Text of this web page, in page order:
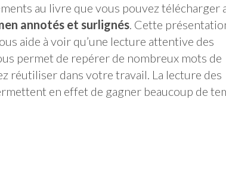
au livre que vous pouvez télécharger
annotés et surlignés. Cette
aide à voir qu’une lecture attentive des
permet de repérer de nombreux mots de
réutiliser dans votre travail. La lecture des
en effet de gagner beaucoup de